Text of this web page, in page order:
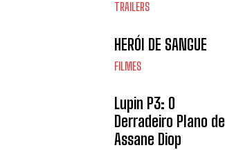
TRAILERS
HERÓI DE SANGUE
FILMES
Lupin P3: O
Derradeiro Plano de
Assane Diop